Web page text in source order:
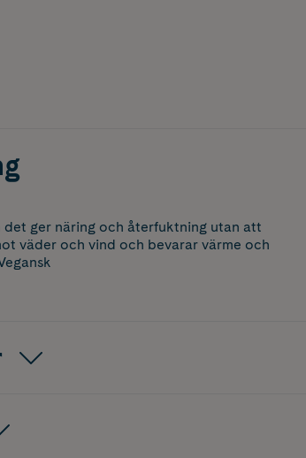
ger näring och återfuktning utan att
väder och vind och bevarar värme och